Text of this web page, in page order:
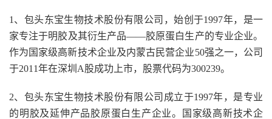
1、包头东宝生物技术股份有限公司，始创于1997年，是一
家专注于明胶及其衍生产品——胶原蛋白生产的专业企业。
作为国家级高新技术企业及内蒙古民营企业50强之一，公司
于2011年在深圳A股成功上市，股票代码为300239。
2、包头东宝生物技术股份有限公司成立于1997年，是专业
的明胶及延伸产品胶原蛋白生产企业。国家级高新技术企